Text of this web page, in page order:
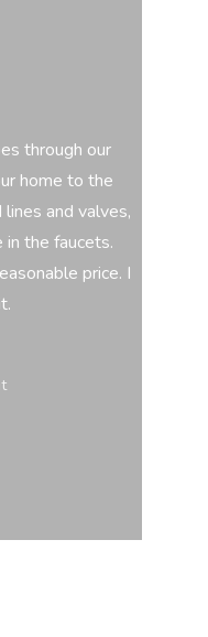
through our
home to the
and valves,
the faucets.
price. I